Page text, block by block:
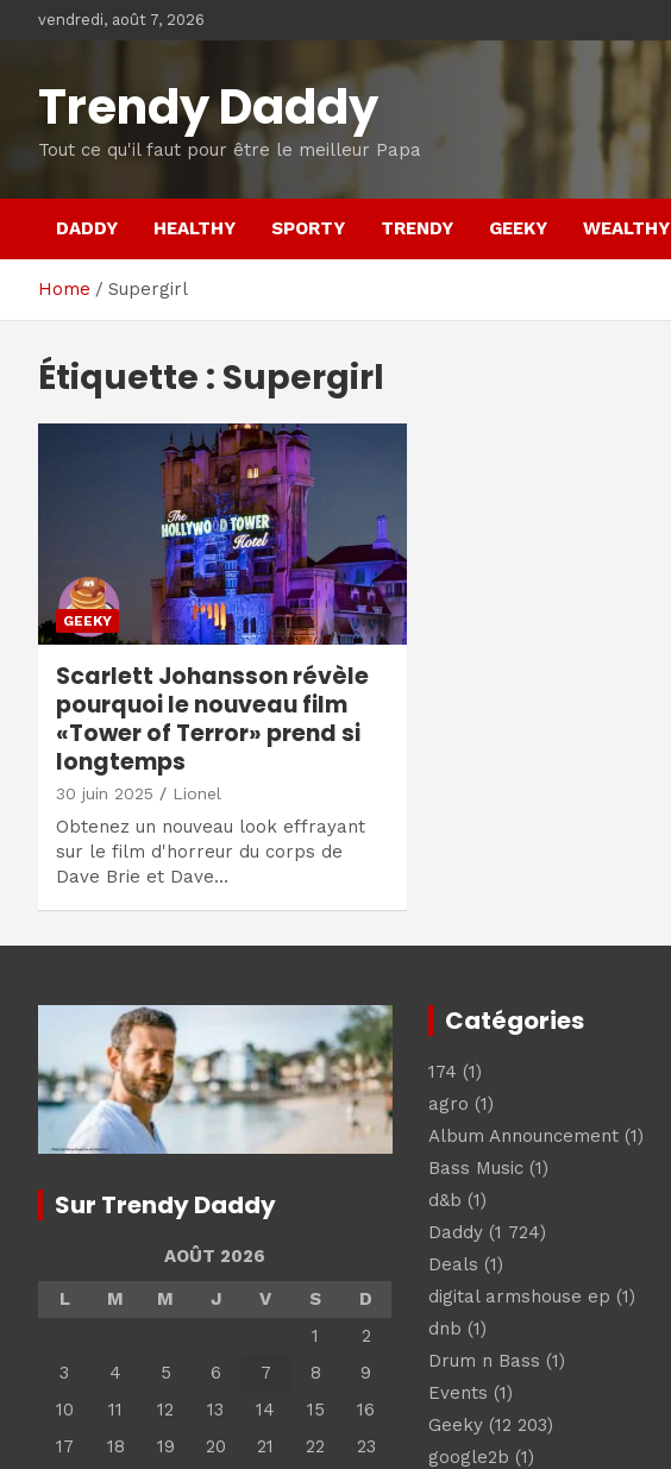
vendredi, août 7, 2026
Trendy Daddy
Tout ce qu'il faut pour être le meilleur Papa
DADDY HEALTHY SPORTY TRENDY GEEKY WEALTHY
Home Supergirl
Étiquette : Supergirl
GEEKY
Scarlett Johansson révèle
pourquoi le nouveau film
«Tower of Terror» prend si
longtemps
30 juin 2025 Lionel
Obtenez un nouveau look effrayant
sur le film d'horreur du corps de
Dave Brie et Dave…
Sur Trendy Daddy
AOÛT 2026
L
M M J V S
D
1
2
3
4 5 6 7 8
9
10
11 12 13 14 15
16
17
18 19 20 21 22
23
Catégories
174 (1)
agro (1)
Album Announcement(1)
Bass Music(1)
d&b (1)
Daddy(1 724)
Deals (1)
digital armshouse ep (1)
dnb (1)
Drum n Bass (1)
Events (1)
Geeky(12 203)
google2b (1)